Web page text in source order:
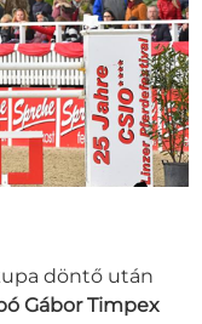
döntő után
Gábor Timpex